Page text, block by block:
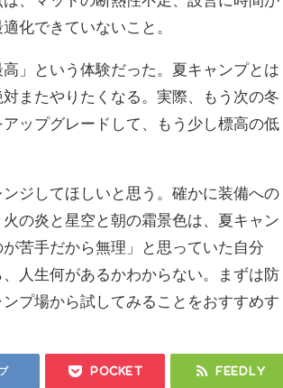
化できていないこと。
」という体験だった。夏キャンプとは
またやりたくなる。実際、もう次の冬
ップグレードして、もう少し標高の低
ジしてほしいと思う。確かに装備への
の炎と星空と朝の霜景色は、夏キャン
苦手だから無理」と思っていた自分
人生何があるかわからない。まずは防
プ場から試してみることをおすすめす
Pocket Feedly